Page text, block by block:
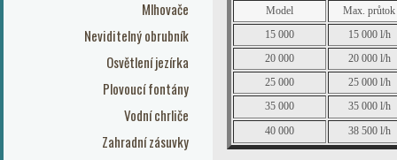
Mlhovače
Neviditelný obrubník
Osvětlení jezírka
Plovoucí fontány
Vodní chrliče
Zahradní zásuvky
Model
Max. průtok
15 000
15 000 l/h
20 000
20 000 l/h
25 000
25 000 l/h
35 000
35 000 l/h
40 000
38 500 l/h